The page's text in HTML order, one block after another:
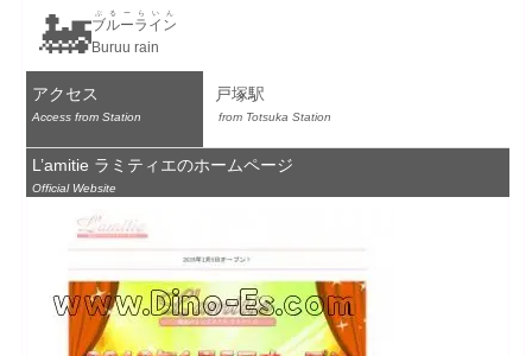
🚂ブルーライン
ぶるーらいん
Buruu rain
アクセス
Access from Station
戸塚駅
from Totsuka Station
L’amitie ラミティエのホームページ
Official Website